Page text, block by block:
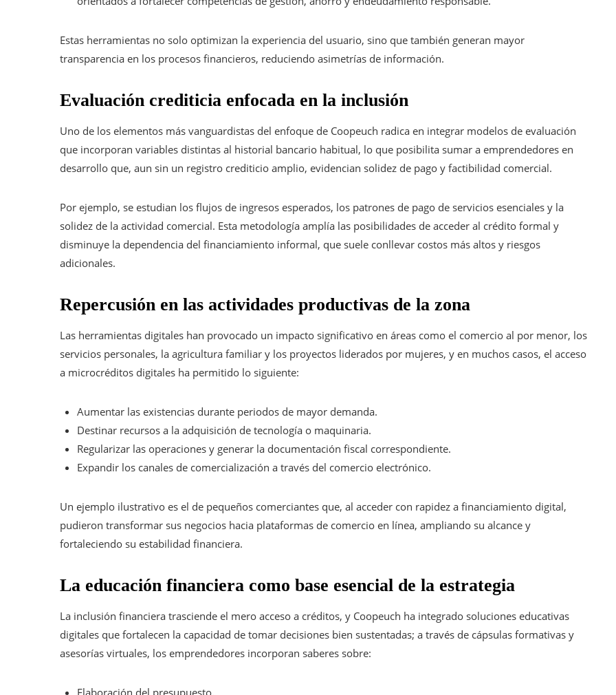
Estas herramientas no solo optimizan la experiencia del usuario, sino que también generan mayor
transparencia en los procesos financieros, reduciendo asimetrías de información.
Evaluación crediticia enfocada en la inclusión
Uno de los elementos más vanguardistas del enfoque de Coopeuch radica en integrar modelos de evaluación
que incorporan variables distintas al historial bancario habitual, lo que posibilita sumar a emprendedores en
desarrollo que, aun sin un registro crediticio amplio, evidencian solidez de pago y factibilidad comercial.
Por ejemplo, se estudian los flujos de ingresos esperados, los patrones de pago de servicios esenciales y la
solidez de la actividad comercial. Esta metodología amplía las posibilidades de acceder al crédito formal y
disminuye la dependencia del financiamiento informal, que suele conllevar costos más altos y riesgos
adicionales.
Repercusión en las actividades productivas de la zona
Las herramientas digitales han provocado un impacto significativo en áreas como el comercio al por menor, los
servicios personales, la agricultura familiar y los proyectos liderados por mujeres, y en muchos casos, el acceso
a microcréditos digitales ha permitido lo siguiente:
Aumentar las existencias durante periodos de mayor demanda.
Destinar recursos a la adquisición de tecnología o maquinaria.
Regularizar las operaciones y generar la documentación fiscal correspondiente.
Expandir los canales de comercialización a través del comercio electrónico.
Un ejemplo ilustrativo es el de pequeños comerciantes que, al acceder con rapidez a financiamiento digital,
pudieron transformar sus negocios hacia plataformas de comercio en línea, ampliando su alcance y
fortaleciendo su estabilidad financiera.
La educación financiera como base esencial de la estrategia
La inclusión financiera trasciende el mero acceso a créditos, y Coopeuch ha integrado soluciones educativas
digitales que fortalecen la capacidad de tomar decisiones bien sustentadas; a través de cápsulas formativas y
asesorías virtuales, los emprendedores incorporan saberes sobre:
Elaboración del presupuesto.